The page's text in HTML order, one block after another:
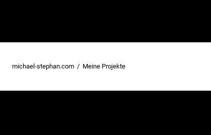
michael-stephan.com Meine Projekte